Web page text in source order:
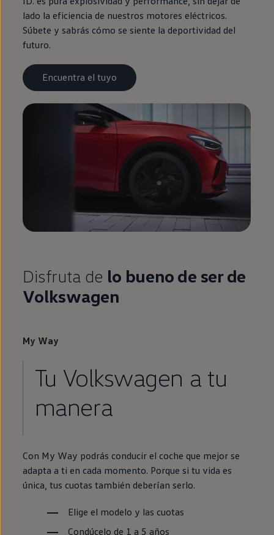
lado la eficiencia de nuestros motores eléctricos.
Súbete y sabrás cómo se siente la deportividad del
futuro.
Encuentra el tuyo
Disfruta de lo bueno de ser de
Volkswagen
My Way
Tu Volkswagen a tu
manera
Con My Way podrás conducir el coche que mejor se
adapta a ti en cada momento. Porque si tu vida es
única, tus cuotas también deberían serlo.
Elige el modelo y las cuotas
Condúcelo de 1 a 5 años